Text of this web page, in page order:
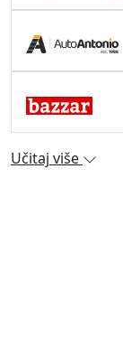
Učitaj više